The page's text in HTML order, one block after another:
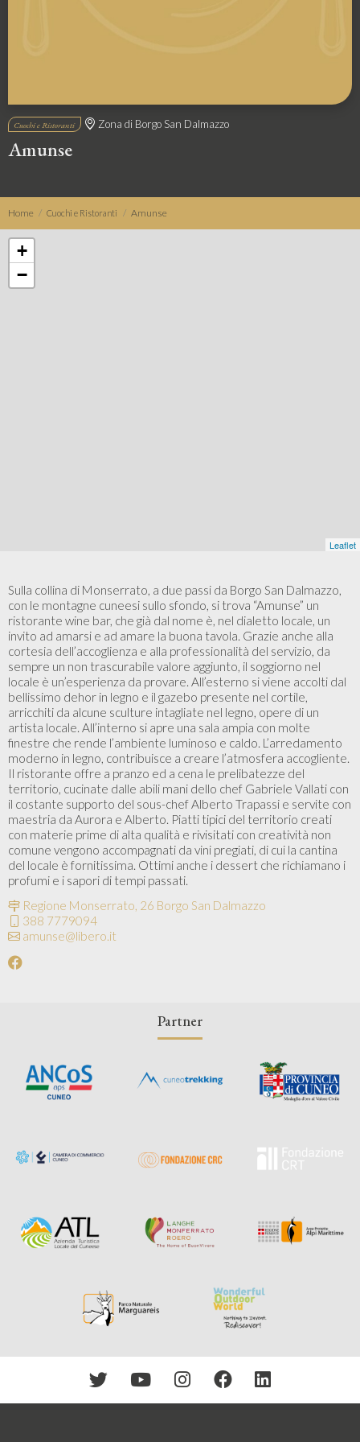
Cuochi e Ristoranti Zona di Borgo San Dalmazzo
Amunse
Home Cuochi e Ristoranti Amunse
+
−
Leaflet
Sulla collina di Monserrato, a due passi da Borgo San Dalmazzo,
con le montagne cuneesi sullo sfondo, si trova “Amunse” un
ristorante wine bar, che già dal nome è, nel dialetto locale, un
invito ad amarsi e ad amare la buona tavola. Grazie anche alla
cortesia dell’accoglienza e alla professionalità del servizio, da
sempre un non trascurabile valore aggiunto, il soggiorno nel
locale è un’esperienza da provare. All’esterno si viene accolti dal
bellissimo dehor in legno e il gazebo presente nel cortile,
arricchiti da alcune sculture intagliate nel legno, opere di un
artista locale. All’interno si apre una sala ampia con molte
finestre che rende l’ambiente luminoso e caldo. L’arredamento
moderno in legno, contribuisce a creare l’atmosfera accogliente.
Il ristorante offre a pranzo ed a cena le prelibatezze del
territorio, cucinate dalle abili mani dello chef Gabriele Vallati con
il costante supporto del sous-chef Alberto Trapassi e servite con
maestria da Aurora e Alberto. Piatti tipici del territorio creati
con materie prime di alta qualità e rivisitati con creatività non
comune vengono accompagnati da vini pregiati, di cui la cantina
del locale è fornitissima. Ottimi anche i dessert che richiamano i
profumi e i sapori di tempi passati.
Regione Monserrato, 26 Borgo San Dalmazzo
388 7779094
amunse@libero.it
Partner